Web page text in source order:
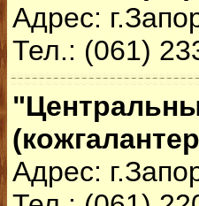
Адрес:
Тел.: (061)
Адрес: